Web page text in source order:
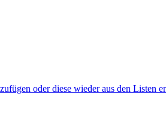
oder diese wieder aus den Listen